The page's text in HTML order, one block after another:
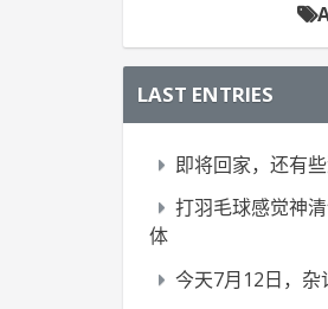
LAST ENTRIES
即将回家，还有
打羽毛球感觉神
体
今天7月12日，杂